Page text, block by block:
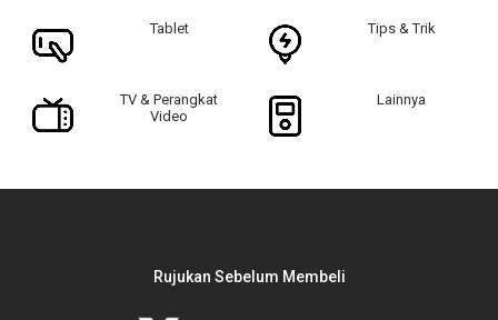
Tablet Tips & Trik
TV & Perangkat
Video
Lainnya
Rujukan Sebelum Membeli